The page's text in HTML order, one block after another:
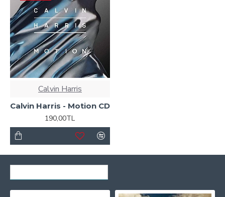
Calvin Harris
Calvin Harris - Motion CD
190,00TL